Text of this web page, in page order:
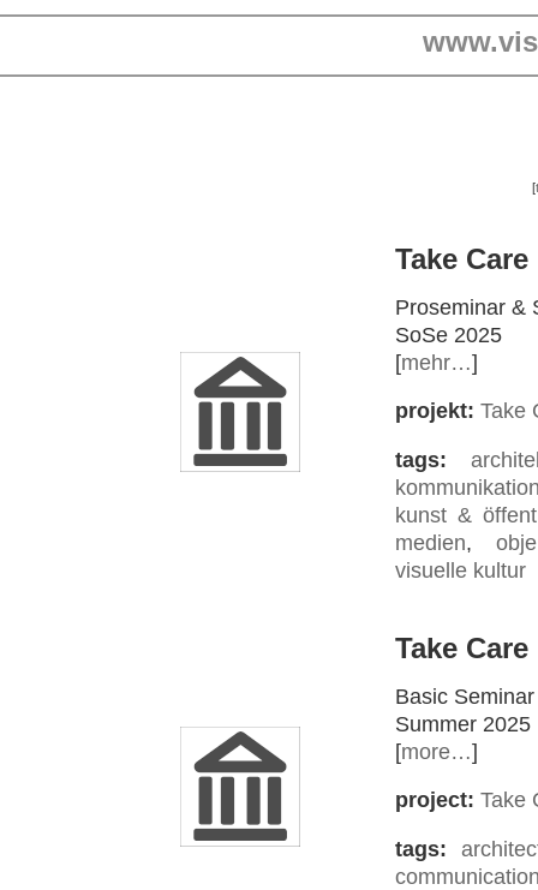
[
Take Care
Proseminar &
SoSe 2025
[mehr…]
projekt: Take
tags:
kunst &
medien,
visuelle kultur
Take Care
Basic
Summer 2025
[more…]
project: Take
tags: